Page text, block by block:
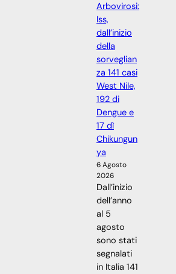
Arbovirosi:
Iss,
dall’inizio
della
sorveglian
za 141 casi
West Nile,
192 di
Dengue e
17 dì
Chikungun
ya
6 Agosto
2026
Dall’inizio
dell’anno
al 5
agosto
sono stati
segnalati
in Italia 141